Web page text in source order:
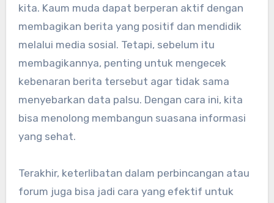
kita. Kaum muda dapat berperan aktif dengan
membagikan berita yang positif dan mendidik
melalui media sosial. Tetapi, sebelum itu
membagikannya, penting untuk mengecek
kebenaran berita tersebut agar tidak sama
menyebarkan data palsu. Dengan cara ini, kita
bisa menolong membangun suasana informasi
yang sehat.
Terakhir, keterlibatan dalam perbincangan atau
forum juga bisa jadi cara yang efektif untuk